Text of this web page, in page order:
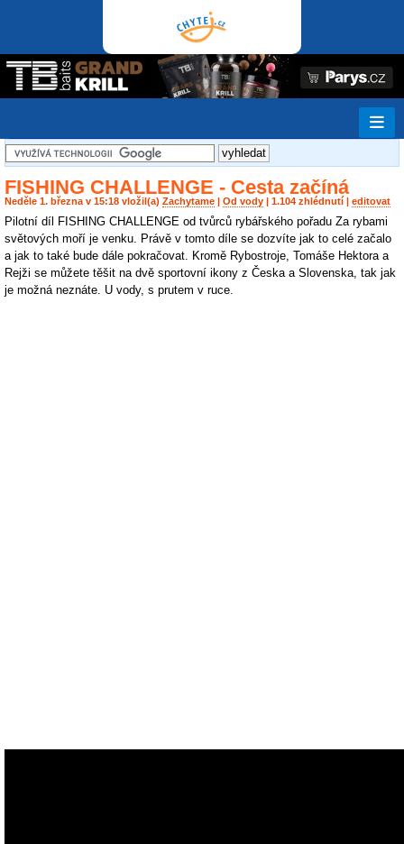
FISHING CHALLENGE - Cesta začíná
Neděle 1. března v 15:18 vložil(a) Zachytame Od vody | 1.104 zhlédnutí | editovat
Pilotní díl FISHING CHALLENGE od tvůrců rybářského pořadu Za rybami
světových moří je venku. Právě v tomto díle se dozvíte jak to celé začalo
a jak to také bude dále pokračovat. Kromě Rybostroje, Tomáše Hektora a
Rejži se můžete těšit na dvě sportovní ikony z Česka a Slovenska, tak jak
je možná neznáte. U vody, s prutem v ruce.